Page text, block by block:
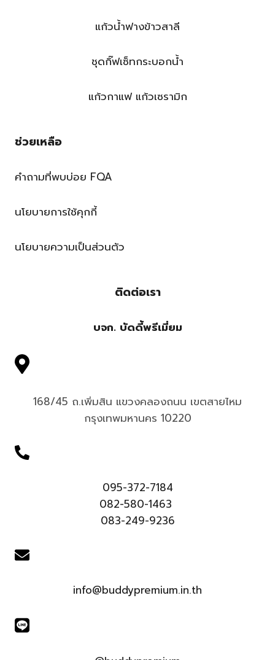
แก้วน้ำฟางข้าวสาลี
ชุดกิ๊ฟเซ็ทกระบอกน้ำ
แก้วกาแฟ แก้วเซรามิก
ช่วยเหลือ
คำถามที่พบบ่อย FQA
นโยบายการใช้คุกกี้
นโยบายความเป็นส่วนตัว
ติดต่อเรา
บจก. บัดดี้พรีเมี่ยม
168/45 ถ.เพิ่มสิน แขวงคลองถนน เขตสายไหม
กรุงเทพมหานคร 10220
095-372-7184
082-580-1463
083-249-9236
info@buddypremium.in.th